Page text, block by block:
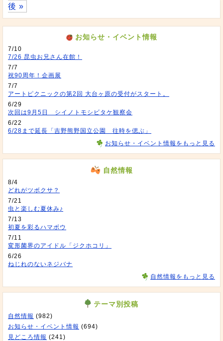
後 »
お知らせ・イベント情報
7/10
7/26 昆虫お兄さん在館！
7/7
祝90周年！企画展
7/7
アートピクニックの第2回 大台ヶ原の受付がスタート。
6/29
次回は9月5日 シイノトモシビタケ観察会
6/22
6/28まで延長「吉野熊野国立公園 往時を偲ぶ」
お知らせ・イベント情報をもっと見る
自然情報
8/4
どれがツボクサ？
7/21
虫と楽しむ夏休み♪
7/13
初夏を彩るハマボウ
7/11
変形菌界のアイドル「ジクホコリ」
6/26
ねじれのないネジバナ
自然情報をもっと見る
テーマ別投稿
自然情報 (982)
お知らせ・イベント情報 (694)
見どころ情報 (241)